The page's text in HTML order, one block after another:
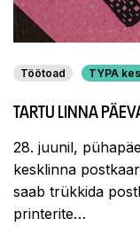
Töötoad TYPA
TARTU LINNA
28. juunil,
kesklinna
saab trükkida
printerite…